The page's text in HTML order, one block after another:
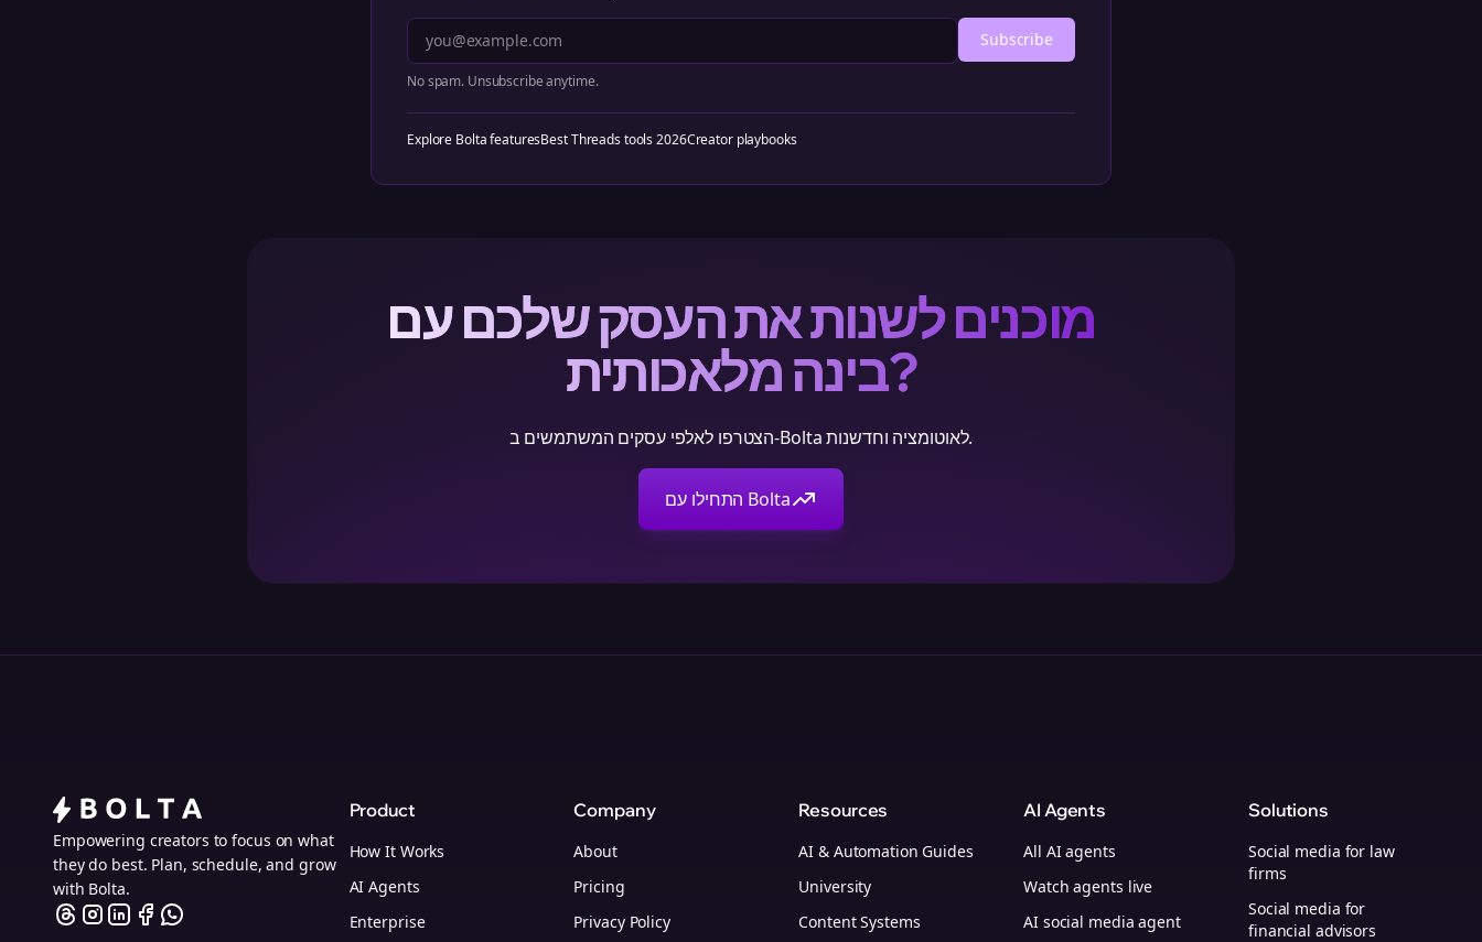
Subscribe
No spam. Unsubscribe anytime.
Explore Bolta featuresBest Threads tools 2026Creator playbooks
מוכנים לשנות את העסק שלכם עם
בינה מלאכותית?
הצטרפו לאלפי עסקים המשתמשים ב-Bolta לאוטומציה וחדשנות.
התחילו עם Bolta
Empowering creators to focus on what
they do best. Plan, schedule, and grow
with Bolta.
Product
How It Works
AI Agents
Enterprise
Company
About
Pricing
Privacy Policy
Resources
AI & Automation Guides
University
Content Systems
AI Agents
All AI agents
Watch agents live
AI social media agent
Solutions
Social media for law
firms
Social media for
financial advisors